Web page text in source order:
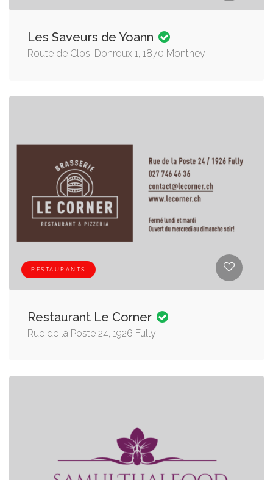
Les Saveurs de Yoann
Route de Clos-Donroux 1, 1870 Monthey
RESTAURANTS
Restaurant Le Corner
Rue de la Poste 24, 1926 Fully